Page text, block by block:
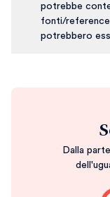
potrebbe
fonti/reference
potrebbero
Dalla